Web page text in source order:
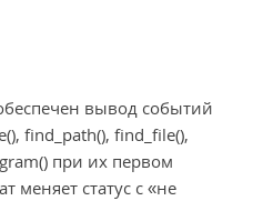
вывод событий
find_path(), find_file(),
при их первом
меняет статус с «не